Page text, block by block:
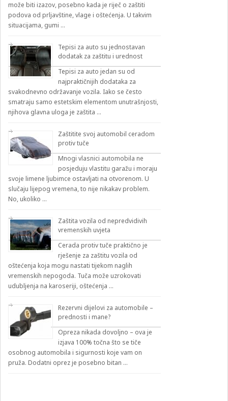
može biti izazov, posebno kada je riječ o zaštiti
podova od prljavštine, vlage i oštećenja. U takvim
situacijama, gumi …
Tepisi za auto su jednostavan
dodatak za zaštitu i urednost
Tepisi za auto jedan su od
najpraktičnijih dodataka za
svakodnevno održavanje vozila. Iako se često
smatraju samo estetskim elementom unutrašnjosti,
njihova glavna uloga je zaštita …
Zaštitite svoj automobil ceradom
protiv tuče
Mnogi vlasnici automobila ne
posjeduju vlastitu garažu i moraju
svoje limene ljubimce ostavljati na otvorenom. U
slučaju lijepog vremena, to nije nikakav problem.
No, ukoliko …
Zaštita vozila od nepredvidivih
vremenskih uvjeta
Cerada protiv tuče praktično je
rješenje za zaštitu vozila od
oštećenja koja mogu nastati tijekom naglih
vremenskih nepogoda. Tuča može uzrokovati
udubljenja na karoseriji, oštećenja …
Rezervni dijelovi za automobile –
prednosti i mane?
Opreza nikada dovoljno – ova je
izjava 100% točna što se tiče
osobnog automobila i sigurnosti koje vam on
pruža. Dodatni oprez je posebno bitan …